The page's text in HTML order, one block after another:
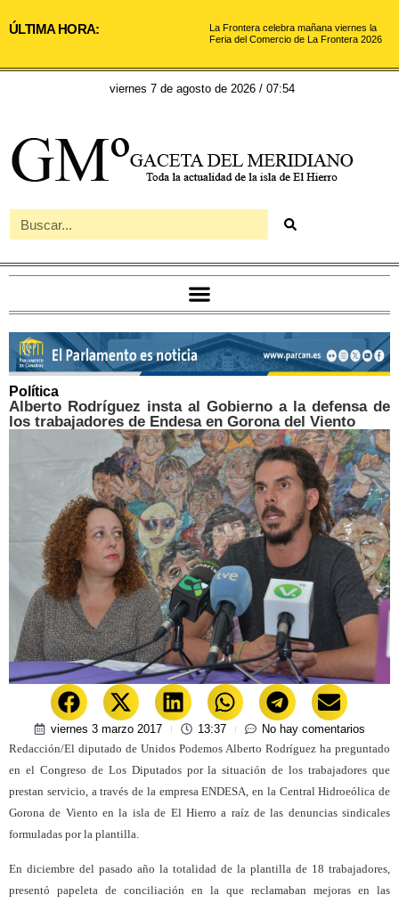
ÚLTIMA HORA:
La Frontera celebra mañana viernes la
Feria del Comercio de La Frontera 2026
viernes 7 de agosto de 2026 / 07:54
Política
Alberto Rodríguez insta al Gobierno a la defensa de
los trabajadores de Endesa en Gorona del Viento
viernes 3 marzo 2017 13:37
No hay comentarios
Redacción/El diputado de Unidos Podemos Alberto Rodríguez ha preguntado
en el Congreso de Los Diputados por la situación de los trabajadores que
prestan servicio, a través de la empresa ENDESA, en la Central Hidroeólica de
Gorona de Viento en la isla de El Hierro a raíz de las denuncias sindicales
formuladas por la plantilla.
En diciembre del pasado año la totalidad de la plantilla de 18 trabajadores,
presentó papeleta de conciliación en la que reclamaban mejoras en las